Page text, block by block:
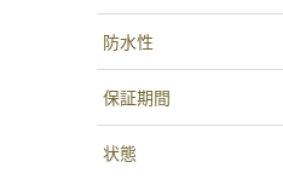
防水性
保証期間
状態